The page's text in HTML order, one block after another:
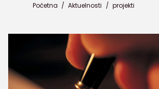
Početna / Aktuelnosti / projekti